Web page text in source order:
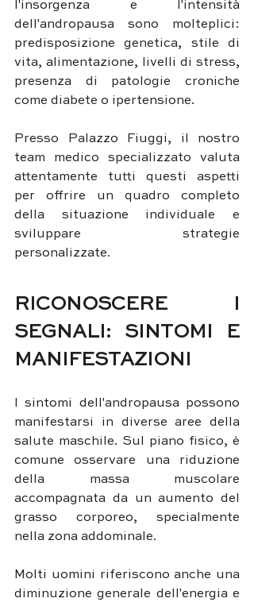
l'insorgenza e l'intensità
dell'andropausa sono molteplici:
predisposizione genetica, stile di
vita, alimentazione, livelli di stress,
presenza di patologie croniche
come diabete o ipertensione.
Presso Palazzo Fiuggi, il nostro
team medico specializzato valuta
attentamente tutti questi aspetti
per offrire un quadro completo
della situazione individuale e
sviluppare strategie
personalizzate.
RICONOSCERE I
SEGNALI: SINTOMI E
MANIFESTAZIONI
I sintomi dell'andropausa possono
manifestarsi in diverse aree della
salute maschile. Sul piano fisico, è
comune osservare una riduzione
della massa muscolare
accompagnata da un aumento del
grasso corporeo, specialmente
nella zona addominale.
Molti uomini riferiscono anche una
diminuzione generale dell'energia e